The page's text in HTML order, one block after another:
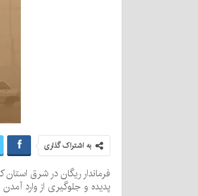
به اشتراک گذاری
فرماندار ریگان در شرق
پدیده و جلوگیری از وارد